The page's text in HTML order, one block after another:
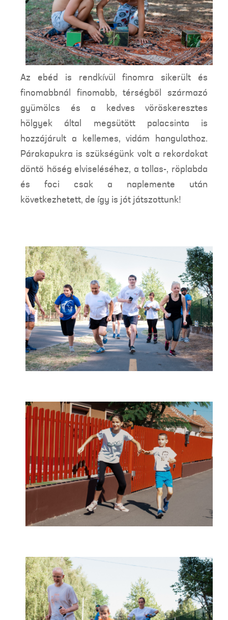
Az ebéd is rendkívül finomra sikerült és
finomabbnál finomabb, térségből származó
gyümölcs és a kedves vöröskeresztes
hölgyek által megsütött palacsinta is
hozzájárult a kellemes, vidám hangulathoz.
Párakapukra is szükségünk volt a rekordokat
döntő hőség elviseléséhez, a tollas-, röplabda
és foci csak a naplemente után
következhetett, de így is jót játszottunk!